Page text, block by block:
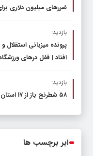
ضررهای میلیون دلاری
بازدید:
پرونده میزبانی
افتاد | قفل در‌های
بازدید:
۵۸ شطرنج‌ باز از ۱۷ استان در حال رقابت در گلمکان
ابر برچسب ها